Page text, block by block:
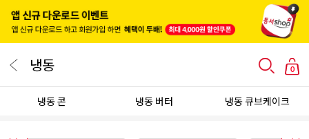
냉동 0
냉동 콘 냉동 버터 냉동 큐브케이크